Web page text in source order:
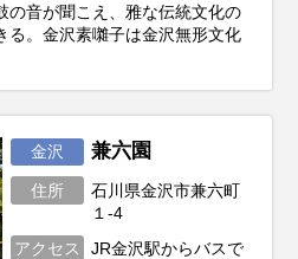
の音が聞こえ、雅な伝統文化の
る。金沢素囃子は金沢無形文化
金沢 兼六園
住所
石川県金沢市兼六町
１-4
アクセス
JR金沢駅からバスで